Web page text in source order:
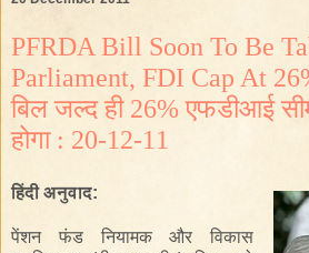
PFRDA Bill Soon To Be
Parliament, FDI Cap At
बिल जल्द ही 26% एफडीआई
होगा : 20-12-11
हिंदी अनुवाद:
पेंशन फंड नियामक और
विकास